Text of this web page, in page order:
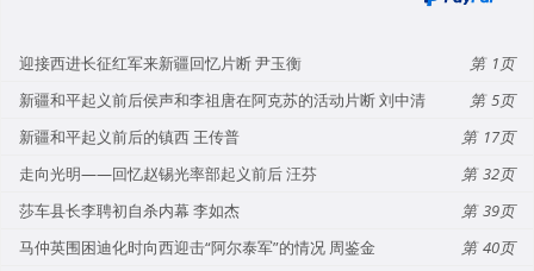
迎接西进长征红军来新疆回忆片断 尹玉衡
1
新疆和平起义前后侯声和李祖唐在阿克苏的活动片断 刘中清
5
新疆和平起义前后的镇西 王传普
17
走向光明——回忆赵锡光率部起义前后 汪芬
32
莎车县长李聘初自杀内幕 李如杰
39
马仲英围困迪化时向西迎击“阿尔泰军”的情况 周鉴金
40